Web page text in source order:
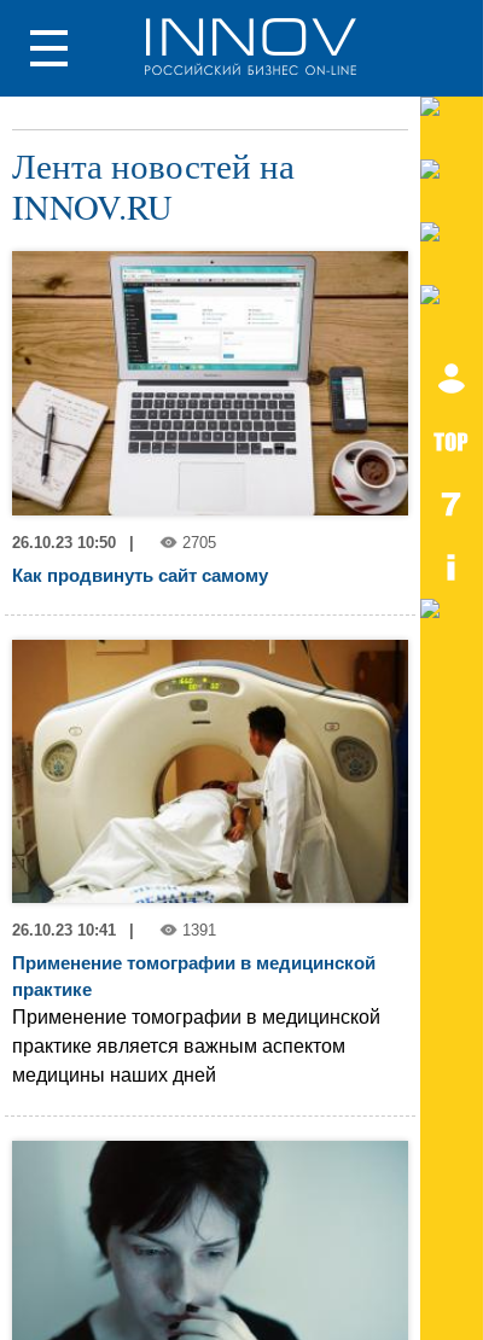
Лента новостей на
INNOV.RU
26.10.23 10:50 2705
Как продвинуть сайт самому
26.10.23 10:41 1391
Применение томографии в медицинской
практике
Применение томографии в медицинской
практике является важным аспектом
медицины наших дней